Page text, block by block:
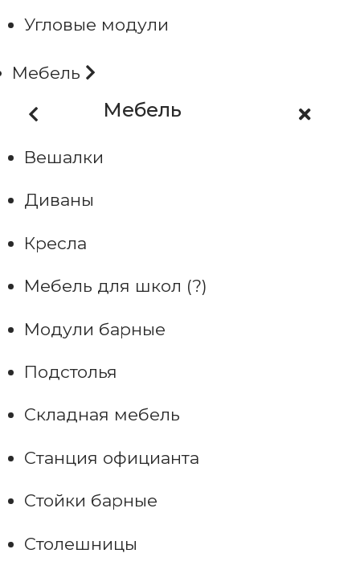
Угловые модули
Мебель
Мебель
Вешалки
Диваны
Кресла
Мебель для школ (?)
Модули барные
Подстолья
Складная мебель
Станция официанта
Стойки барные
Столешницы